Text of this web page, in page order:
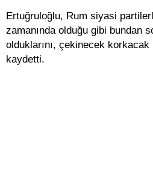
Ertuğruloğlu, Rum siyasi
zamanında olduğu gibi bundan
olduklarını, çekinecek korkacak
kaydetti.